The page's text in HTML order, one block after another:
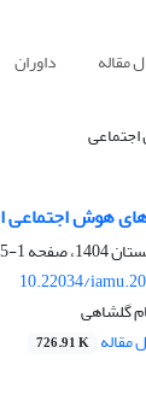
مقاله داوران
هوش اجتماعی
1-25
10.22034/
گلشاهی
مقاله 726.91 K